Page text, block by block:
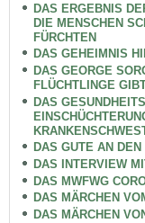
DAS ERGEBNIS
DIE MENSCHEN
FÜRCHTEN
DAS GEHEIMNIS
DAS GEORGE
FLÜCHTLINGE
DAS
DAS GUTE AN
DAS INTERVIEW
DAS MWFWG
DAS MÄRCHEN
DAS MÄRCHEN